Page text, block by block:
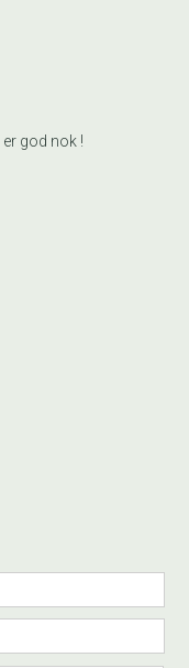
god nok !